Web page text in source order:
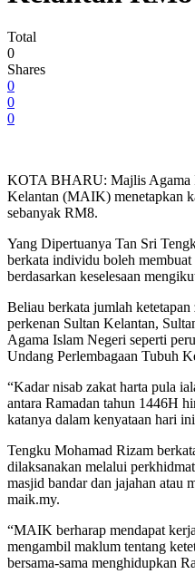
Total
0
Shares
0
0
0
KOTA BHARU: Majlis Agama
Kelantan (MAIK) menetapkan
sebanyak RM8.
Yang Dipertuanya Tan Sri
berkata individu boleh
berdasarkan keselesaan
Beliau berkata jumlah
perkenan Sultan Kelantan,
Agama Islam Negeri seperti
Undang Perlembagaan Tubuh
“Kadar nisab zakat harta pula
antara Ramadan tahun 1446H
katanya dalam kenyataan hari
Tengku Mohamad Rizam
dilaksanakan melalui
masjid bandar dan jajahan atau
maik.my.
“MAIK berharap mendapat
mengambil maklum tentang
bersama-sama menghidupkan